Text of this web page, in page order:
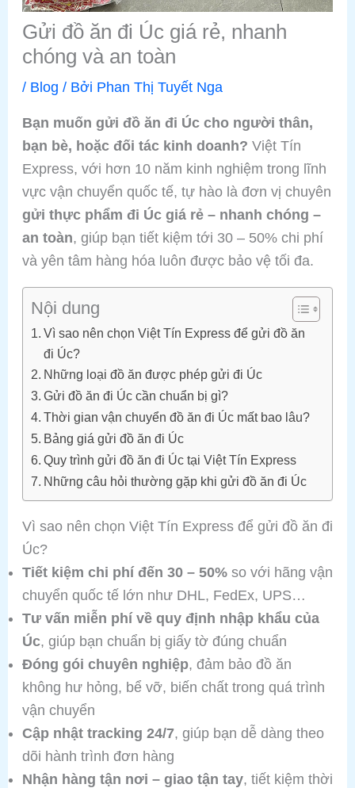
Gửi đồ ăn đi Úc giá rẻ, nhanh
chóng và an toàn
/ Blog / Bởi Phan Thị Tuyết Nga
Bạn muốn gửi đồ ăn đi Úc cho người thân,
bạn bè, hoặc đối tác kinh doanh? Việt Tín
Express, với hơn 10 năm kinh nghiệm trong lĩnh
vực vận chuyển quốc tế, tự hào là đơn vị chuyên
gửi thực phẩm đi Úc giá rẻ – nhanh chóng –
an toàn, giúp bạn tiết kiệm tới 30 – 50% chi phí
và yên tâm hàng hóa luôn được bảo vệ tối đa.
Nội dung
Vì sao nên chọn Việt Tín Express để gửi đồ ăn
đi Úc?
Những loại đồ ăn được phép gửi đi Úc
Gửi đồ ăn đi Úc cần chuẩn bị gì?
Thời gian vận chuyển đồ ăn đi Úc mất bao lâu?
Bảng giá gửi đồ ăn đi Úc
Quy trình gửi đồ ăn đi Úc tại Việt Tín Express
Những câu hỏi thường gặp khi gửi đồ ăn đi Úc
Vì sao nên chọn Việt Tín Express để gửi đồ ăn đi
Úc?
Tiết kiệm chi phí đến 30 – 50%so với hãng vận
chuyển quốc tế lớn như DHL, FedEx, UPS…
Tư vấn miễn phí về quy định nhập khẩu của
Úc, giúp bạn chuẩn bị giấy tờ đúng chuẩn
Đóng gói chuyên nghiệp, đảm bảo đồ ăn
không hư hỏng, bể vỡ, biến chất trong quá trình
vận chuyển
Cập nhật tracking 24/7, giúp bạn dễ dàng theo
dõi hành trình đơn hàng
Nhận hàng tận nơi – giao tận tay, tiết kiệm thời